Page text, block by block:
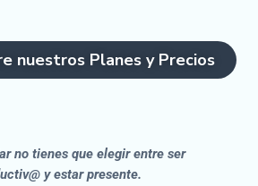
nuestros Planes y Precios
no tienes que elegir entre ser
y estar presente.